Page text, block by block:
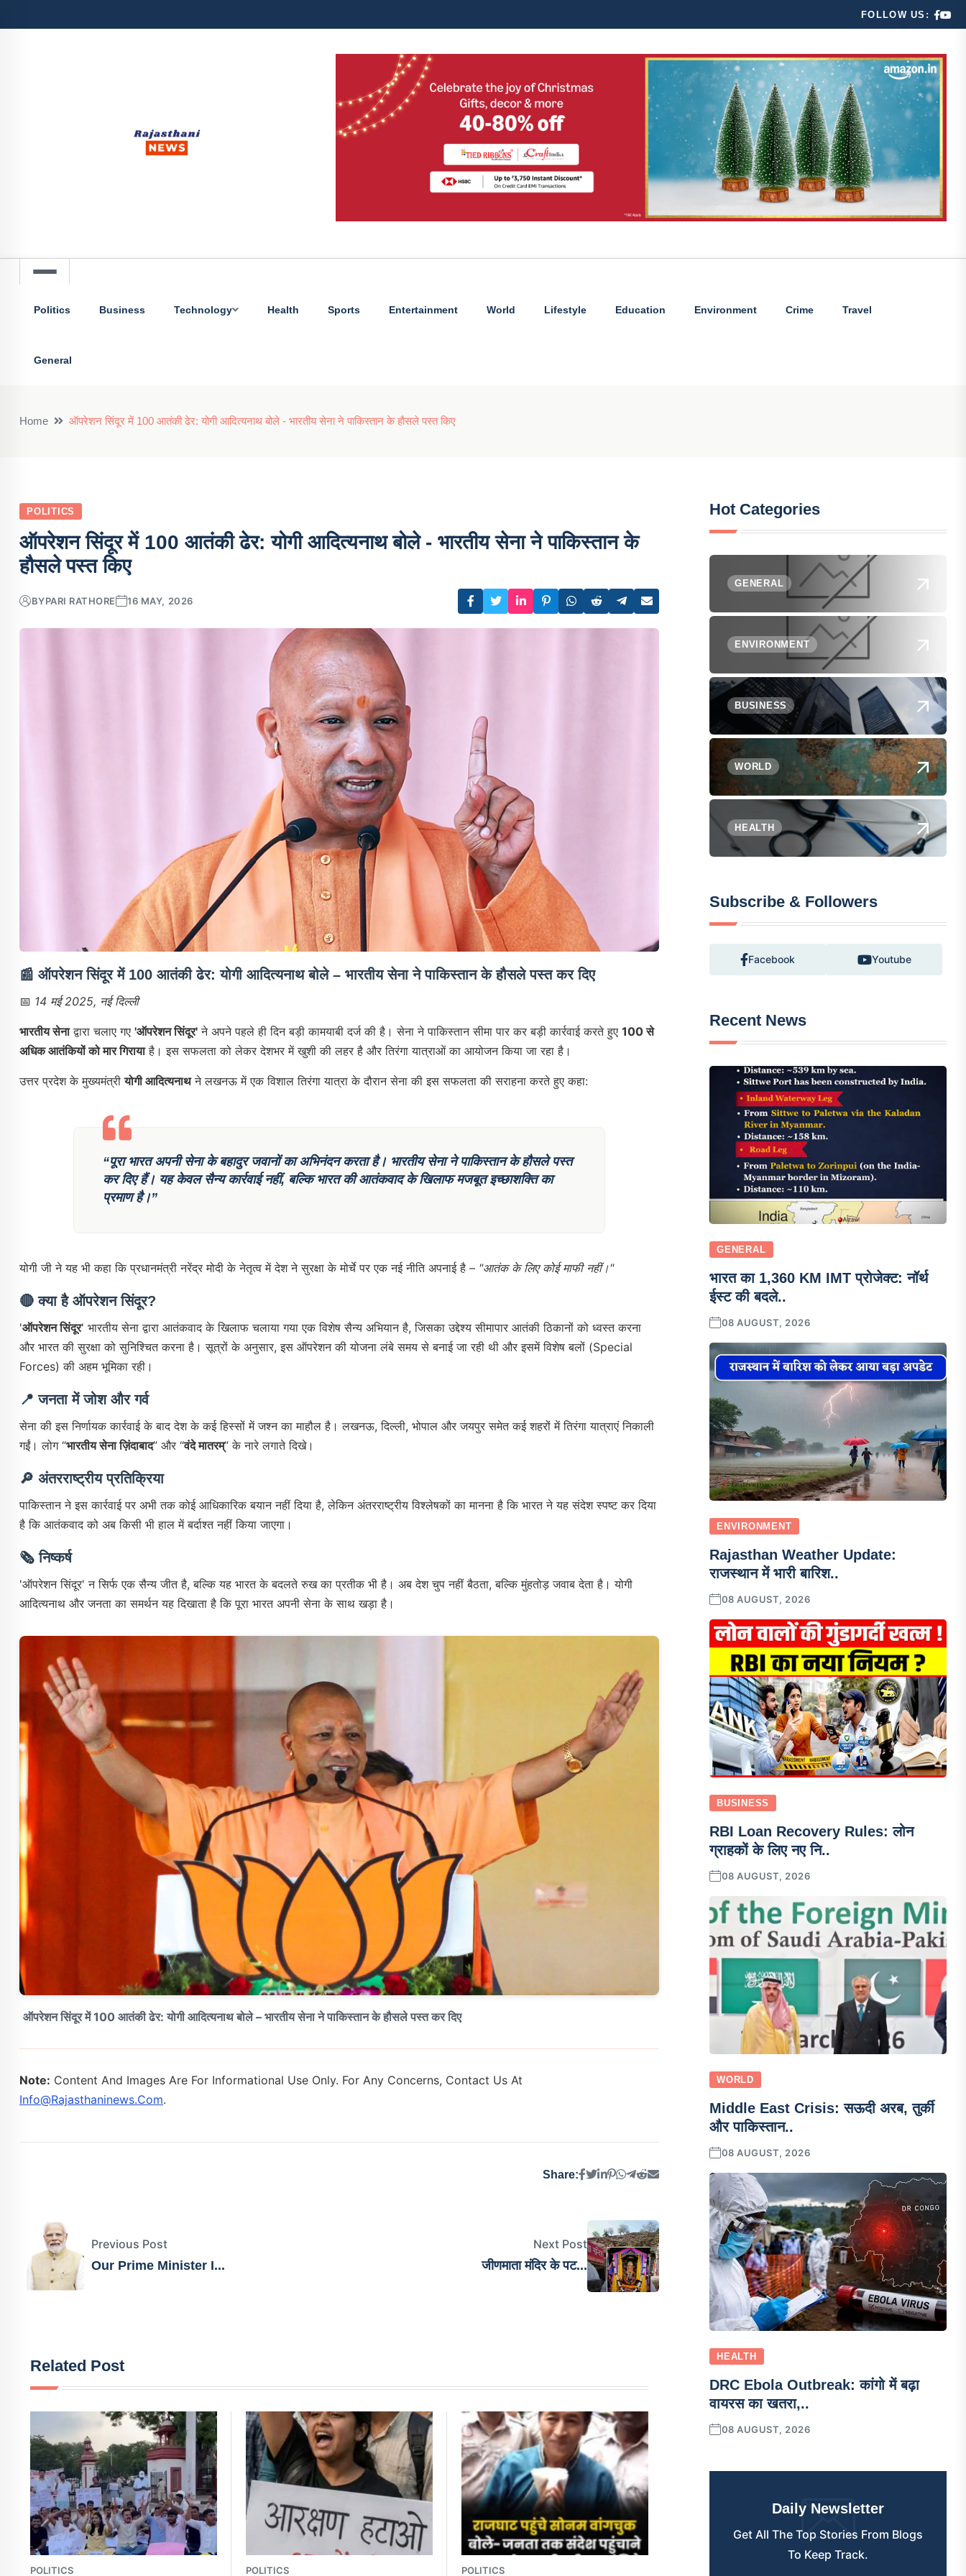
FOLLOW US:
Politics Business Technology Health Sports Entertainment World Lifestyle Education Environment Crime Travel
General
Home ऑपरेशन सिंदूर में 100 आतंकी ढेर: योगी आदित्यनाथ बोले - भारतीय सेना ने पाकिस्तान के हौसले पस्त किए
POLITICS
ऑपरेशन सिंदूर में 100 आतंकी ढेर: योगी आदित्यनाथ बोले - भारतीय सेना ने पाकिस्तान के
हौसले पस्त किए
BYPARI RATHORE 16 MAY, 2026
📰 ऑपरेशन सिंदूर में 100 आतंकी ढेर: योगी आदित्यनाथ बोले – भारतीय सेना ने पाकिस्तान के हौसले पस्त कर दिए
📅 14 मई 2025, नई दिल्ली
भारतीय सेनाद्वारा चलाए गए 'ऑपरेशन सिंदूर' ने अपने पहले ही दिन बड़ी कामयाबी दर्ज की है। सेना ने पाकिस्तान सीमा पार कर बड़ी कार्रवाई करते हुए 100 से
अधिक आतंकियों को मार गिरायाहै। इस सफलता को लेकर देशभर में खुशी की लहर है और तिरंगा यात्राओं का आयोजन किया जा रहा है।
उत्तर प्रदेश के मुख्यमंत्रीयोगी आदित्यनाथने लखनऊ में एक विशाल तिरंगा यात्रा के दौरान सेना की इस सफलता की सराहना करते हुए कहा:
“पूरा भारत अपनी सेना के बहादुर जवानों का अभिनंदन करता है। भारतीय सेना ने पाकिस्तान के हौसले पस्त
कर दिए हैं। यह केवल सैन्य कार्रवाई नहीं, बल्कि भारत की आतंकवाद के खिलाफ मजबूत इच्छाशक्ति का
प्रमाण है।”
योगी जी ने यह भी कहा कि प्रधानमंत्री नरेंद्र मोदी के नेतृत्व में देश ने सुरक्षा के मोर्चे पर एक नई नीति अपनाई है – "आतंक के लिए कोई माफी नहीं।"
🔴 क्या है ऑपरेशन सिंदूर?
'ऑपरेशन सिंदूर' भारतीय सेना द्वारा आतंकवाद के खिलाफ चलाया गया एक विशेष सैन्य अभियान है, जिसका उद्देश्य सीमापार आतंकी ठिकानों को ध्वस्त करना
और भारत की सुरक्षा को सुनिश्चित करना है। सूत्रों के अनुसार, इस ऑपरेशन की योजना लंबे समय से बनाई जा रही थी और इसमें विशेष बलों (Special
Forces) की अहम भूमिका रही।
📍 जनता में जोश और गर्व
सेना की इस निर्णायक कार्रवाई के बाद देश के कई हिस्सों में जश्न का माहौल है। लखनऊ, दिल्ली, भोपाल और जयपुर समेत कई शहरों में तिरंगा यात्राएं निकाली
गईं। लोग “भारतीय सेना ज़िंदाबाद” और “वंदे मातरम्” के नारे लगाते दिखे।
🔎 अंतरराष्ट्रीय प्रतिक्रिया
पाकिस्तान ने इस कार्रवाई पर अभी तक कोई आधिकारिक बयान नहीं दिया है, लेकिन अंतरराष्ट्रीय विश्लेषकों का मानना है कि भारत ने यह संदेश स्पष्ट कर दिया
है कि आतंकवाद को अब किसी भी हाल में बर्दाश्त नहीं किया जाएगा।
🗞निष्कर्ष
'ऑपरेशन सिंदूर' न सिर्फ एक सैन्य जीत है, बल्कि यह भारत के बदलते रुख का प्रतीक भी है। अब देश चुप नहीं बैठता, बल्कि मुंहतोड़ जवाब देता है। योगी
आदित्यनाथ और जनता का समर्थन यह दिखाता है कि पूरा भारत अपनी सेना के साथ खड़ा है।
ऑपरेशन सिंदूर में 100 आतंकी ढेर: योगी आदित्यनाथ बोले – भारतीय सेना ने पाकिस्तान के हौसले पस्त कर दिए
Note: Content And Images Are For Informational Use Only. For Any Concerns, Contact Us At
Info@rajasthaninews.com.
Share:
Previous Post
Our Prime Minister I...
Next Post
जीणमाता मंदिर के पट...
Related Post
POLITICS POLITICS POLITICS
Hot Categories
GENERAL
ENVIRONMENT
BUSINESS
WORLD
HEALTH
Subscribe & Followers
Facebook Youtube
Recent News
GENERAL
भारत का 1,360 KM IMT प्रोजेक्ट: नॉर्थ
ईस्ट की बदले..
08 AUGUST, 2026
ENVIRONMENT
Rajasthan Weather Update:
राजस्थान में भारी बारिश..
08 AUGUST, 2026
BUSINESS
RBI Loan Recovery Rules: लोन
ग्राहकों के लिए नए नि..
08 AUGUST, 2026
WORLD
Middle East Crisis: सऊदी अरब, तुर्की
और पाकिस्तान..
08 AUGUST, 2026
HEALTH
DRC Ebola Outbreak: कांगो में बढ़ा
वायरस का खतरा,..
08 AUGUST, 2026
Daily Newsletter
Get All The Top Stories From Blogs
To Keep Track.